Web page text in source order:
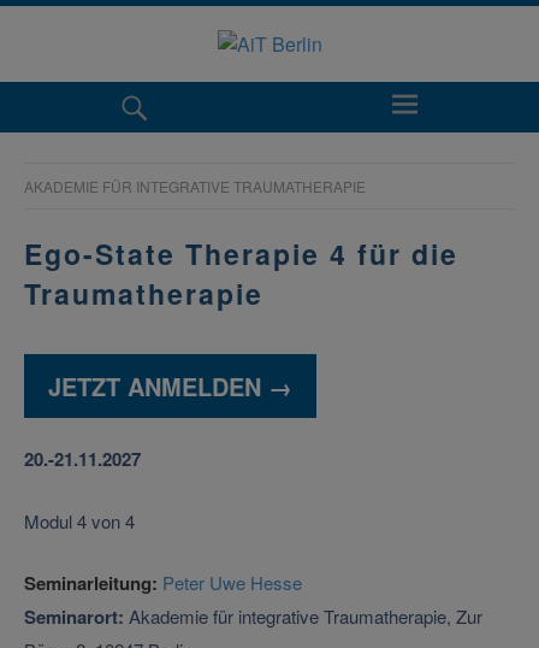
AKADEMIE FÜR INTEGRATIVE TRAUMATHERAPIE
Ego-State Therapie 4 für die
Traumatherapie
JETZT ANMELDEN →
20.-21.11.2027
Modul 4 von 4
Seminarleitung: Peter Uwe Hesse
Seminarort: Akademie für integrative Traumatherapie, Zur